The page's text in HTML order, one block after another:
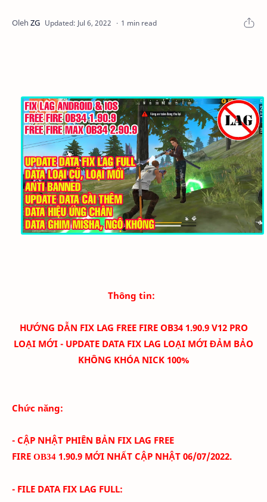
1 min read
Thông tin:
HƯỚNG DẪN FIX LAG FREE FIRE OB34 1.90.9 V12 PRO
LOẠI MỚI - UPDATE DATA FIX LAG LOẠI MỚI ĐẢM BẢO
KHÔNG KHÓA NICK 100%
Chức năng:
- CẬP NHẬT PHIÊN BẢN FIX LAG FREE
FIRE OB34 1.90.9 MỚI NHẤT CẬP NHẬT 06/07/2022.
- FILE DATA FIX LAG FULL: